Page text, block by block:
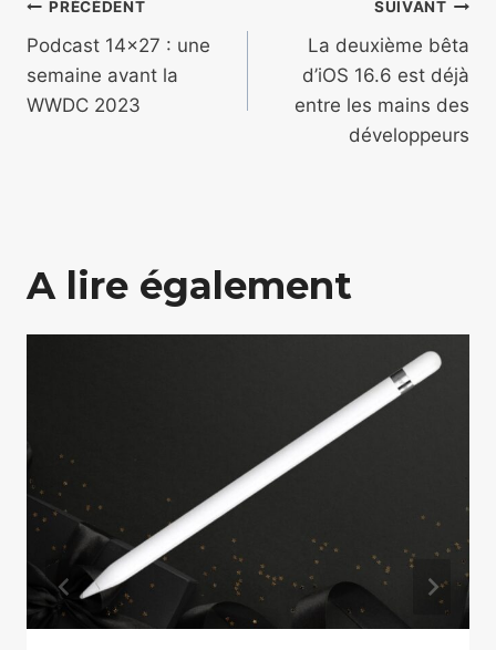
Navigation
de
l’article
PRÉCÉDENT
Podcast 14×27 : une
semaine avant la
WWDC 2023
SUIVANT
La deuxième bêta
d’iOS 16.6 est déjà
entre les mains des
développeurs
A lire également